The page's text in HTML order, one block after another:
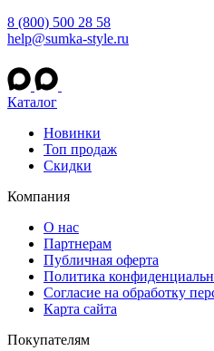
8 (800) 500 28 58
help@sumka-style.ru
Каталог
Новинки
Топ продаж
Скидки
Компания
О нас
Партнерам
Публичная оферта
Политика
Согласие на обработку
Карта сайта
Покупателям